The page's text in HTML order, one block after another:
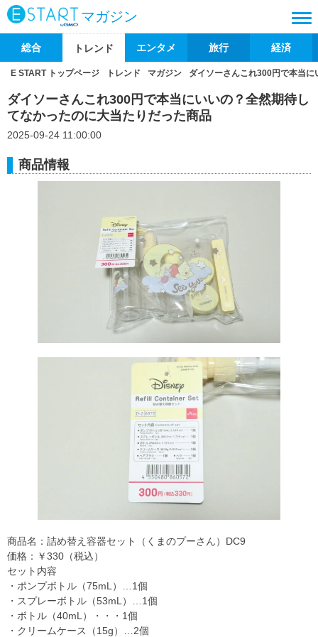
マガジン
総合 トレンド エンタメ 旅行 経済
E START トップページ トレンド マガジン ダイソーさんこれ300円で本当
ダイソーさんこれ300円で本当にいいの？全然期待し
てなかったのに大当たりだった商品
2025-09-24 11:00:00
商品情報
商品名：詰め替え容器セット（くまのプーさん）DC9
価格：￥330（税込）
セット内容
・ポンプボトル（75mL）…1個
・スプレーボトル（53mL）…1個
・ボトル（40mL）・・・1個
・クリームケース（15g）…2個